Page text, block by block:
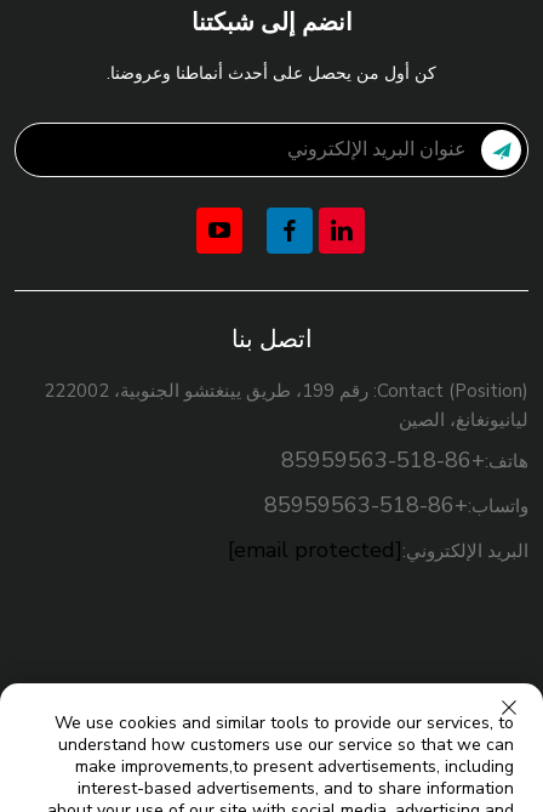
انضم إلى شبكتنا
كن أول من يحصل على أحدث أنماطنا وعروضنا.
اتصل بنا
Contact (Position): رقم 199، طريق يينغتشو الجنوبية، 222002
ليانيونغانغ، الصين
هاتف:+86-518-85959563
واتساب:+86-518-85959563
البريد الإلكتروني:[email protected]
We use cookies and similar tools to provide our services, to
understand how customers use our service so that we can
make improvements,to present advertisements, including
interest-based advertisements, and to share information